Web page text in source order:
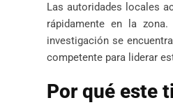
Las autoridades locales
rápidamente en la
investigación se
competente para liderar
Por qué este